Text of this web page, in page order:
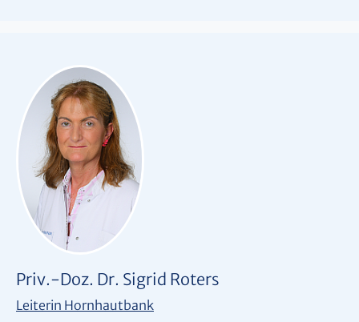
Priv.-Doz. Dr. Sigrid Roters
Leiterin Hornhautbank